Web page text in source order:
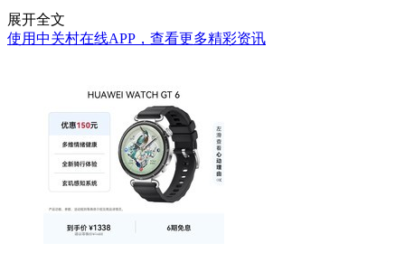
展开全文
使用中关村在线APP，查看更多精彩资讯